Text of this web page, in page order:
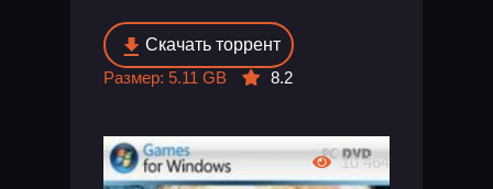
Скачать торрент
Размер: 5.11 GB
8.2
10 464